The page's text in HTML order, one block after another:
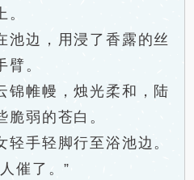
边，用浸了香露的丝
臂。
帷幔，烛光柔和，陆
脆弱的苍白。
手轻脚行至浴池边。
催了。”